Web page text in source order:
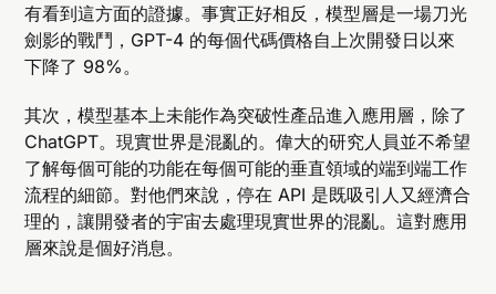
有看到這方面的證據。事實正好相反，模型層是一場刀光
劍影的戰鬥，GPT-4 的每個代碼價格自上次開發日以來
下降了 98%。
其次，模型基本上未能作為突破性產品進入應用層，除了
ChatGPT。現實世界是混亂的。偉大的研究人員並不希望
了解每個可能的功能在每個可能的垂直領域的端到端工作
流程的細節。對他們來說，停在 API 是既吸引人又經濟合
理的，讓開發者的宇宙去處理現實世界的混亂。這對應用
層來說是個好消息。